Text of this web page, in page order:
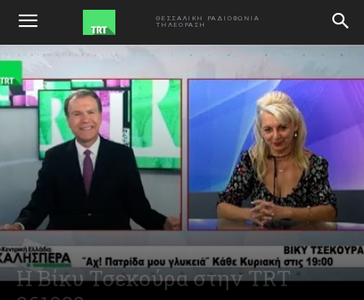
ΘΕΣΣΑΛΙΚΗ ΡΑΔΙΟΦΩΝΙΑ
ΤΗΛΕΟΡΑΣΗ
ΑΡΧΙΚΗ
Η Βίκυ Τσεκούρα στην TRT